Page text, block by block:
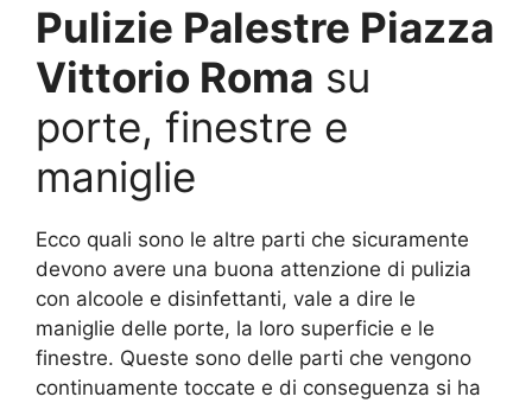
Pulizie Palestre Piazza
Vittorio Roma su
porte, finestre e
maniglie
Ecco quali sono le altre parti che sicuramente
devono avere una buona attenzione di pulizia
con alcoole e disinfettanti, vale a dire le
maniglie delle porte, la loro superficie e le
finestre. Queste sono delle parti che vengono
continuamente toccate e di conseguenza si ha